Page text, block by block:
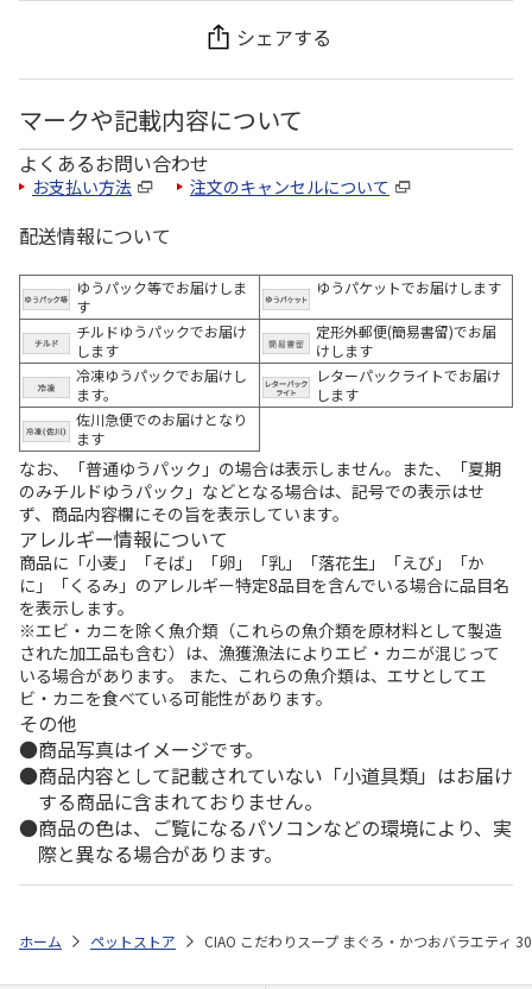
シェアする
マークや記載内容について
よくあるお問い合わせ
お支払い方法 注文のキャンセルについて
配送情報について
ゆうパック等でお届けしま
す
ゆうパケットでお届けします
チルドゆうパックでお届け
します
定形外郵便(簡易書留)でお届
けします
冷凍ゆうパックでお届けし
ます。
レターパックライトでお届け
します
佐川急便でのお届けとなり
ます
なお、「普通ゆうパック」の場合は表示しません。また、「夏期
のみチルドゆうパック」などとなる場合は、記号での表示はせ
ず、商品内容欄にその旨を表示しています。
アレルギー情報について
商品に「小麦」「そば」「卵」「乳」「落花生」「えび」「か
に」「くるみ」のアレルギー特定8品目を含んでいる場合に品目名
を表示します。
※エビ・カニを除く魚介類（これらの魚介類を原材料として製造
された加工品も含む）は、漁獲漁法によりエビ・カニが混じって
いる場合があります。 また、これらの魚介類は、エサとしてエ
ビ・カニを食べている可能性があります。
その他
商品写真はイメージです。
商品内容として記載されていない「小道具類」はお届け
する商品に含まれておりません。
商品の色は、ご覧になるパソコンなどの環境により、実
際と異なる場合があります。
ホーム ペットストア CIAO こだわりスープ まぐろ・かつおバラエティ